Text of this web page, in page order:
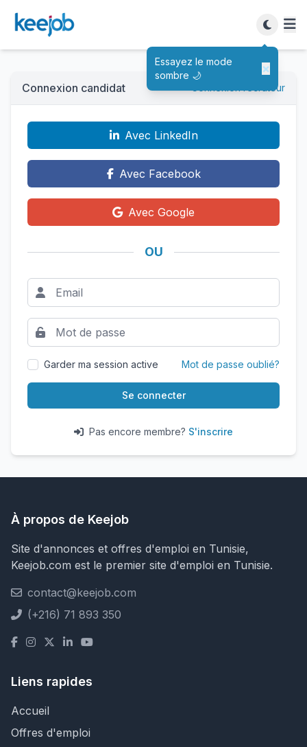
Essayez le mode
sombre 🌙
×
Connexion candidat Connexion recruteur
Avec LinkedIn
Avec Facebook
Avec Google
OU
Garder ma session active Mot de passe oublié?
Se connecter
Pas encore membre? S'inscrire
À propos de Keejob
Site d'annonces et offres d'emploi en Tunisie,
Keejob.com est le premier site d'emploi en Tunisie.
contact@keejob.com
(+216) 71 893 350
Liens rapides
Accueil
Offres d'emploi